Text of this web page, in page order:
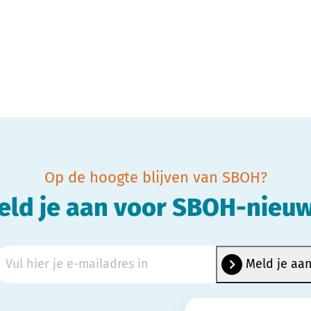
Op de hoogte blijven van SBOH?
je aan voor SBOH-